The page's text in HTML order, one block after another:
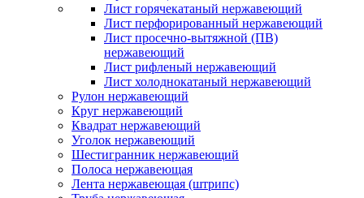
Лист горячекатаный нержавеющий
Лист перфорированный нержавеющий
Лист просечно-вытяжной (ПВ)
нержавеющий
Лист рифленый нержавеющий
Лист холоднокатаный нержавеющий
Рулон нержавеющий
Круг нержавеющий
Квадрат нержавеющий
Уголок нержавеющий
Шестигранник нержавеющий
Полоса нержавеющая
Лента нержавеющая (штрипс)